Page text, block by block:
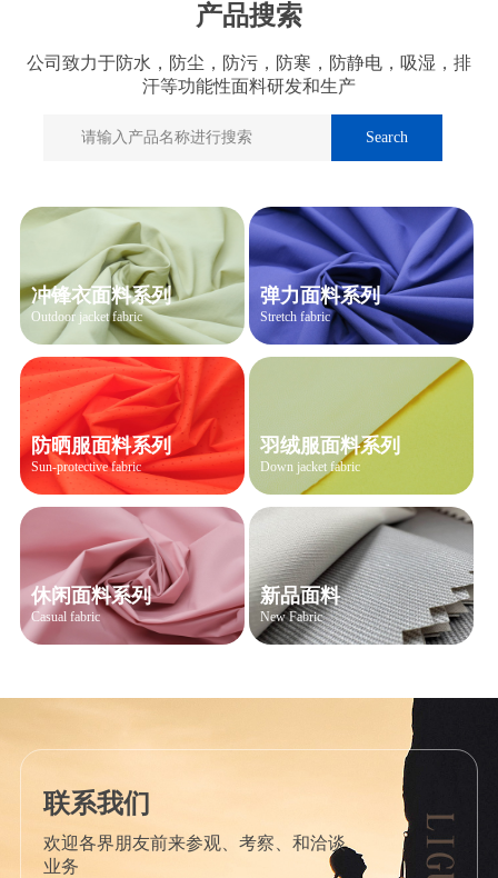
产品搜索
公司致力于防水，防尘，防污，防寒，防静电，吸湿，排
汗等功能性面料研发和生产
冲锋衣面料系列
Outdoor jacket fabric
弹力面料系列
Stretch fabric
防晒服面料系列
Sun-protective fabric
羽绒服面料系列
Down jacket fabric
休闲面料系列
Casual fabric
新品面料
New Fabric
联系我们
欢迎各界朋友前来参观、考察、和洽谈
业务